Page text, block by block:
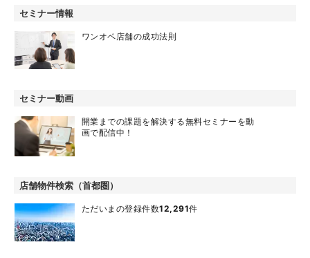
セミナー情報
ワンオペ店舗の成功法則
セミナー動画
開業までの課題を解決する無料セミナーを動
画で配信中！
店舗物件検索（首都圏）
ただいまの登録件数12,291件